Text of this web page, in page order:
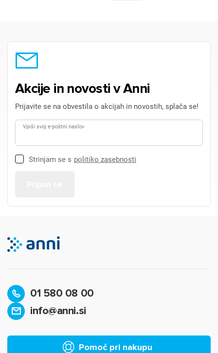
Akcije in novosti v Anni
Prijavite se na obvestila o akcijah in novostih, splača se!
Vpiši svoj e-poštni naslov
Strinjam se s politiko zasebnosti
01 580 08 00
info@anni.si
Pomoč pri nakupu